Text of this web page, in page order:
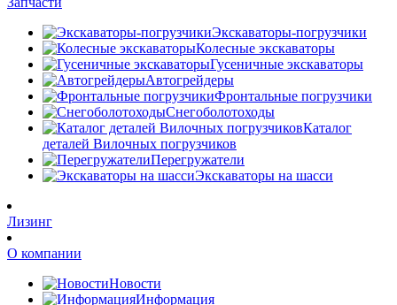
Экскаваторы-погрузчики
Колесные экскаваторы
Гусеничные экскаваторы
Автогрейдеры
Фронтальные погрузчики
Снегоболотоходы
Каталог
деталей Вилочных погрузчиков
Перегружатели
Экскаваторы на шасси
Лизинг
О компании
Новости
Информация